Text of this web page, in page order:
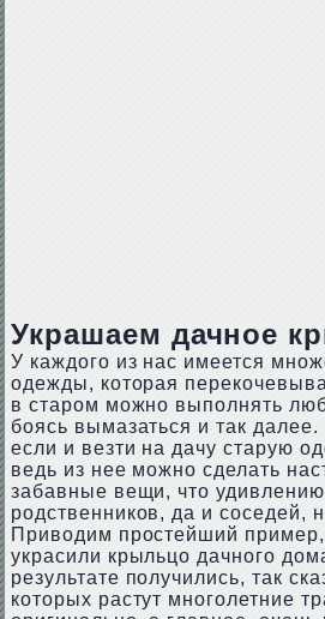
Украшаем дачное
У каждого из нас имеется
одежды, которая
в старом можно выполнять
боясь вымазаться и так
если и везти на дачу старую
ведь из нее можно сделать
забавные вещи, что
родственников, да и соседей,
Приводим простейший пример,
украсили крыльцо дачного
результате получились, так
которых растут многолетние